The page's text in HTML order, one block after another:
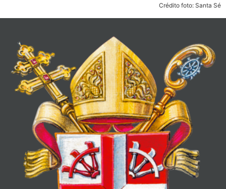
Crédito foto: Santa Sé